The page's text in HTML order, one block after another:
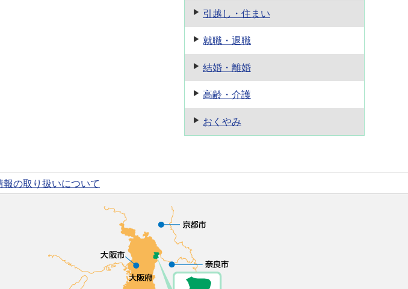
引越し・住まい
就職・退職
結婚・離婚
高齢・介護
おくやみ
の取り扱いについて